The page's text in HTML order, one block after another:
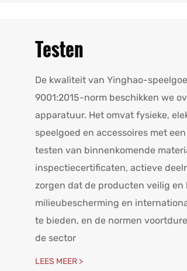
Testen
De kwaliteit van Yinghao-
9001:2015-norm beschikken we
apparatuur. Het omvat fysieke,
speelgoed en accessoires met
testen van binnenkomende
inspectiecertificaten, actieve
zorgen dat de producten veilig
milieubescherming en
te bieden, en de normen
de sector
LEES MEER >